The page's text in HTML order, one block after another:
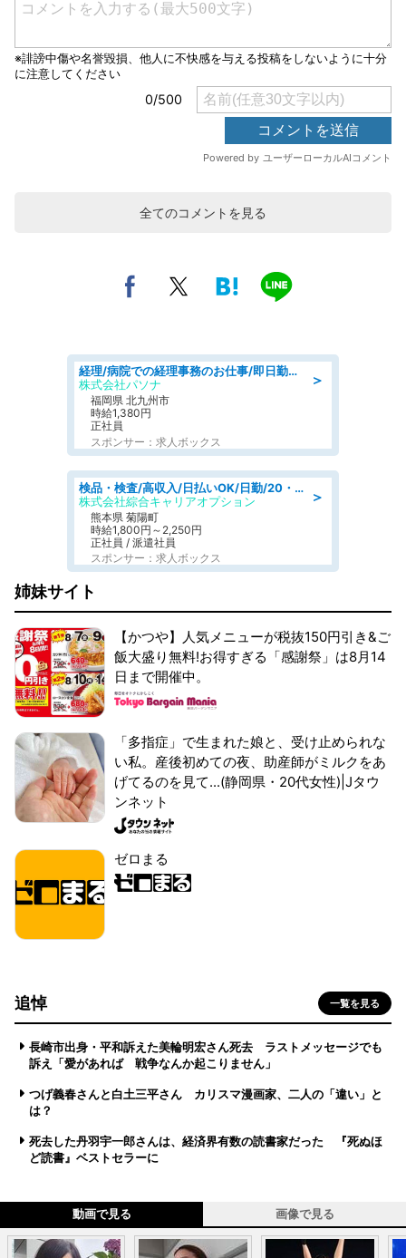
全てのコメントを見る
＞
経理/病院での経理事務のお仕事/即日勤務可/車通勤可/経理/一般事務
株式会社パソナ
福岡県 北九州市
時給1,380円
正社員
スポンサー：求人ボックス
＞
検品・検査/高収入/日払いOK/日勤/20・30・40代活躍中/製造 工場
株式会社綜合キャリアオプション
熊本県 菊陽町
時給1,800円～2,250円
正社員 / 派遣社員
スポンサー：求人ボックス
姉妹サイト
【かつや】人気メニューが税抜150円引き&ご
飯大盛り無料!お得すぎる「感謝祭」は8月14
日まで開催中。
「多指症」で生まれた娘と、受け止められな
い私。産後初めての夜、助産師がミルクをあ
げてるのを見て...(静岡県・20代女性)|Jタウ
ンネット
ゼロまる
追悼 一覧を見る
長崎市出身・平和訴えた美輪明宏さん死去 ラストメッセージでも
訴え「愛があれば 戦争なんか起こりません」
つげ義春さんと白土三平さん カリスマ漫画家、二人の「違い」と
は？
死去した丹羽宇一郎さんは、経済界有数の読書家だった 『死ぬほ
ど読書』ベストセラーに
動画で見る 画像で見る